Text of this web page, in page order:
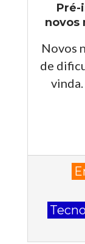
Pré-
novos
Novos
de